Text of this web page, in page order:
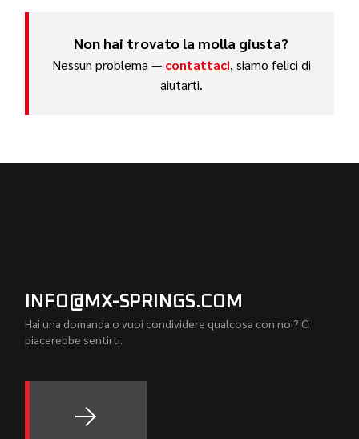
Non hai trovato la molla giusta?
Nessun problema — contattaci, siamo felici di
aiutarti.
INFO@MX-SPRINGS.COM
Hai una domanda o vuoi condividere qualcosa con noi? Ci
piacerebbe sentirti.